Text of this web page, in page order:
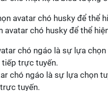
avatar chó husky để thể
chó ngáo là sự lựa chọn
tuyến.